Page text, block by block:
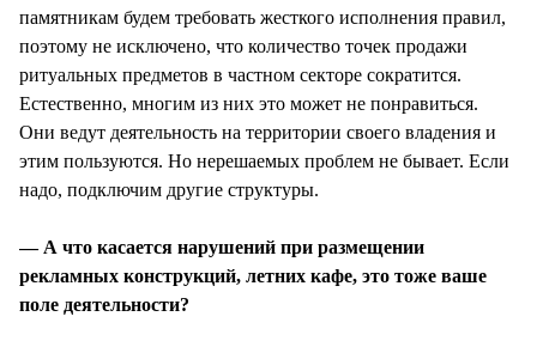
памятникам будем требовать жесткого исполнения правил,
поэтому не исключено, что количество точек продажи
ритуальных предметов в частном секторе сократится.
Естественно, многим из них это может не понравиться.
Они ведут деятельность на территории своего владения и
этим пользуются. Но нерешаемых проблем не бывает. Если
надо, подключим другие структуры.
— А что касается нарушений при размещении
рекламных конструкций, летних кафе, это тоже ваше
поле деятельности?